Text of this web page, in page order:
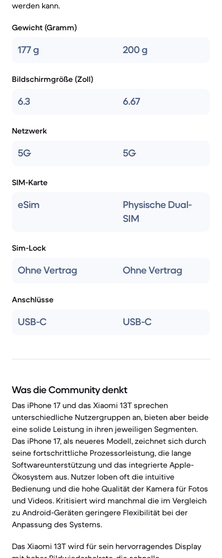
werden kann.
Gewicht (Gramm)
177 g 200 g
Bildschirmgröße (Zoll)
6.3 6.67
Netzwerk
5G 5G
SIM-Karte
eSim
Physische Dual-
SIM
Sim-Lock
Ohne Vertrag Ohne Vertrag
Anschlüsse
USB-C USB-C
Was die Community denkt
Das iPhone 17 und das Xiaomi 13T sprechen
unterschiedliche Nutzergruppen an, bieten aber beide
eine solide Leistung in ihren jeweiligen Segmenten.
Das iPhone 17, als neueres Modell, zeichnet sich durch
seine fortschrittliche Prozessorleistung, die lange
Softwareunterstützung und das integrierte Apple-
Ökosystem aus. Nutzer loben oft die intuitive
Bedienung und die hohe Qualität der Kamera für Fotos
und Videos. Kritisiert wird manchmal die im Vergleich
zu Android-Geräten geringere Flexibilität bei der
Anpassung des Systems.
Das Xiaomi 13T wird für sein hervorragendes Display